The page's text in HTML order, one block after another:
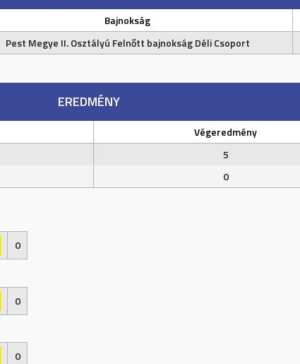
Bajnokság
Pest Megye II. Osztályú Felnőtt bajnokság Déli Csoport
EREDMÉNY
Végeredmény
5
0
0
0
0